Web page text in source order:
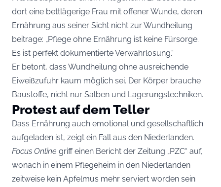
dort eine bettlägerige Frau mit offener Wunde, deren
Ernährung aus seiner Sicht nicht zur Wundheilung
beitrage: „Pflege ohne Ernährung ist keine Fürsorge.
Es ist perfekt dokumentierte Verwahrlosung.“
Er betont, dass Wundheilung ohne ausreichende
Eiweißzufuhr kaum möglich sei. Der Körper brauche
Baustoffe, nicht nur Salben und Lagerungstechniken.
Protest auf dem Teller
Dass Ernährung auch emotional und gesellschaftlich
aufgeladen ist, zeigt ein Fall aus den Niederlanden.
Focus Online griff einen Bericht der Zeitung „PZC“ auf,
wonach in einem Pflegeheim in den Niederlanden
zeitweise kein Apfelmus mehr serviert worden sein